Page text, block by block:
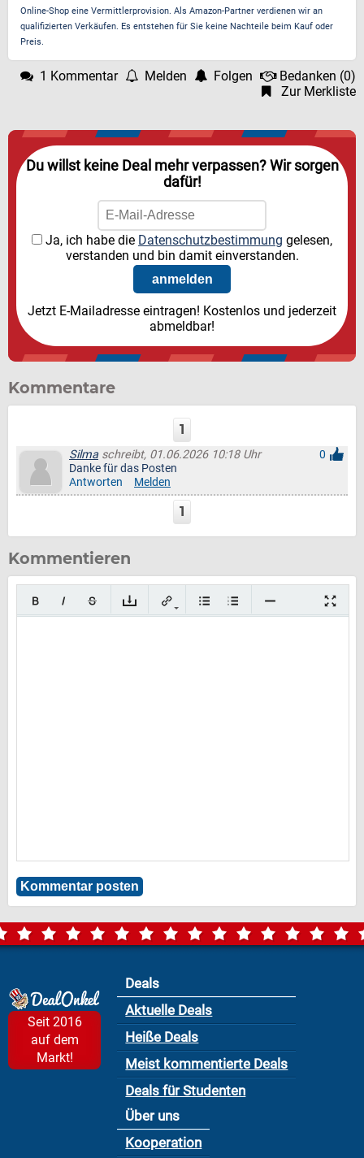
Online-Shop eine Vermittlerprovision. Als Amazon-Partner verdienen wir an
qualifizierten Verkäufen. Es entstehen für Sie keine Nachteile beim Kauf oder
Preis.
1 Kommentar Melden Folgen Bedanken (0)
Zur Merkliste
Du willst keine Deal mehr verpassen? Wir sorgen
dafür!
Ja, ich habe die Datenschutzbestimmung gelesen,
verstanden und bin damit einverstanden.
Jetzt E-Mailadresse eintragen! Kostenlos und jederzeit
abmeldbar!
Kommentare
1
Silma schreibt, 01.06.2026 10:18 Uhr
0
Danke für das Posten
Antworten
Melden
1
Kommentieren
Seit 2016
auf dem
Markt!
Deals
Aktuelle Deals
Heiße Deals
Meist kommentierte Deals
Deals für Studenten
Über uns
Kooperation